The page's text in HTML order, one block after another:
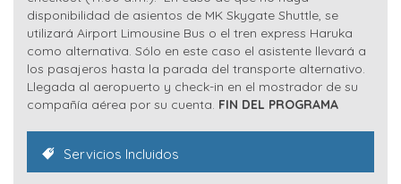
disponibilidad de asientos de MK Skygate Shuttle, se
utilizará Airport Limousine Bus o el tren express Haruka
como alternativa. Sólo en este caso el asistente llevará a
los pasajeros hasta la parada del transporte alternativo.
Llegada al aeropuerto y check-in en el mostrador de su
compañía aérea por su cuenta. FIN DEL PROGRAMA
Servicios Incluidos